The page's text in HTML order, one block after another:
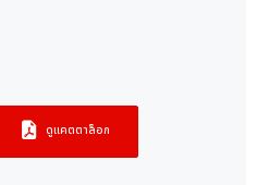
ดูแคตตาล็อก